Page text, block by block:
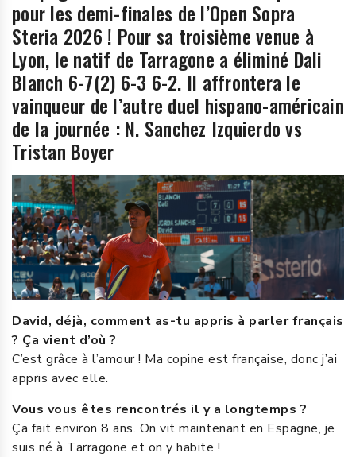
pour les demi-finales de l’Open Sopra
Steria 2026 ! Pour sa troisième venue à
Lyon, le natif de Tarragone a éliminé Dali
Blanch 6-7(2) 6-3 6-2. Il affrontera le
vainqueur de l’autre duel hispano-américain
de la journée : N. Sanchez Izquierdo vs
Tristan Boyer
David, déjà, comment as-tu appris à parler français
? Ça vient d’où ?
C’est grâce à l’amour ! Ma copine est française, donc j’ai
appris avec elle.
Vous vous êtes rencontrés il y a longtemps ?
Ça fait environ 8 ans. On vit maintenant en Espagne, je
suis né à Tarragone et on y habite !